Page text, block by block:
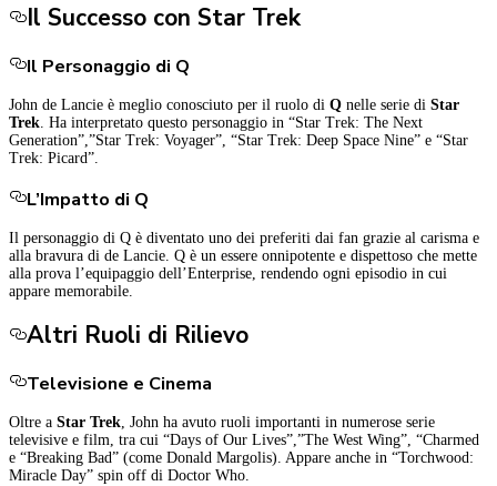
Il Successo con Star Trek
Il Personaggio di Q
John de Lancie è meglio conosciuto per il ruolo di Q nelle serie di Star
Trek. Ha interpretato questo personaggio in “Star Trek: The Next
Generation”,”Star Trek: Voyager”, “Star Trek: Deep Space Nine” e “Star
Trek: Picard”.
L’Impatto di Q
Il personaggio di Q è diventato uno dei preferiti dai fan grazie al carisma e
alla bravura di de Lancie. Q è un essere onnipotente e dispettoso che mette
alla prova l’equipaggio dell’Enterprise, rendendo ogni episodio in cui
appare memorabile.
Altri Ruoli di Rilievo
Televisione e Cinema
Oltre a Star Trek, John ha avuto ruoli importanti in numerose serie
televisive e film, tra cui “Days of Our Lives”,”The West Wing”, “Charmed
e “Breaking Bad” (come Donald Margolis). Appare anche in “Torchwood:
Miracle Day” spin off di Doctor Who.